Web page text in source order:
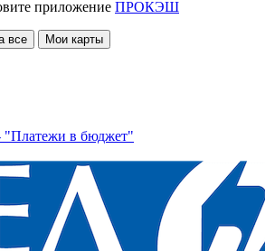
приложение ПРОКЭШ
все Мои карты
"Платежи в бюджет"